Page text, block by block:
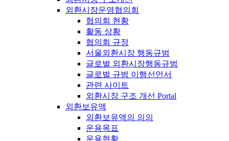
외환시장운영협의회
협의회 현황
활동 상황
협의회 규정
서울외환시장 행동규범
글로벌 외환시장행동규범
글로벌 규범 이행선언서
관련 사이트
외환시장 구조 개선 Portal
외환보유액
외환보유액의 의의
운용목표
운용현황